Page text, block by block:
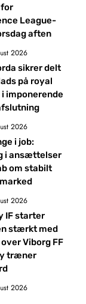
for
League-
aften
2026
sikrer delt
på royal
imponerende
2026
i job:
i ansættelser
om stabilt
2026
IF starter
stærkt med
Viborg FF
træner
2026